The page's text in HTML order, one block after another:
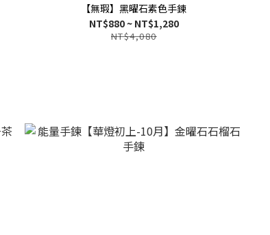
【無瑕】黑曜石素色手鍊
NT$880 ~ NT$1,280
NT$4,080